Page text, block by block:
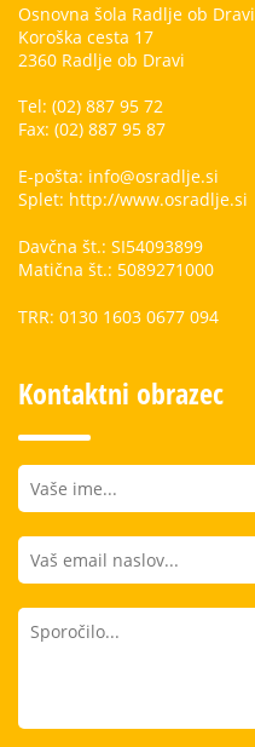
Osnovna šola Radlje ob Dravi
Koroška cesta 17
2360 Radlje ob Dravi
Tel: (02) 887 95 72
Fax: (02) 887 95 87
E-pošta: info@osradlje.si
Splet: http://www.osradlje.si
Davčna št.: SI54093899
Matična št.: 5089271000
TRR: 0130 1603 0677 094
Kontaktni obrazec